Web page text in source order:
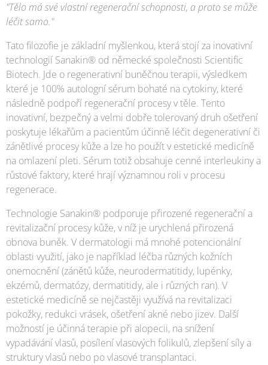
"Tělo má své vlastní regenerační schopnosti, a proto se může
léčit samo."
Tato filozofie je základní myšlenkou, která stojí za inovativní
technologií Sanakin® od německé společnosti Scientific
Biotech. Jde o regenerativní buněčnou terapii, výsledkem
které je 100% autologní sérum bohaté na cytokiny, které
následně podpoří regenerační procesy v těle. Tento
inovativní, bezpečný a velmi dobře tolerovaný druh ošetření
poskytuje lékařům a pacientům účinně léčit degenerativní či
zánětlivé procesy kůže a lze ho použít v estetické medicíně
na omlazení pleti. Sérum totiž obsahuje cenné interleukiny a
růstové faktory, které hrají významnou roli v procesu
regenerace.
Technologie Sanakin® podporuje přirozené regenerační a
revitalizační procesy kůže, v níž je urychlená přirozená
obnova buněk. V dermatologii má mnohé potencionální
oblasti využití, jako je například léčba různých kožních
onemocnění (zánětů kůže, neurodermatitidy, lupénky,
ekzémů, dermatózy, dermatitidy, ale i různých ran). V
estetické medicíně se nejčastěji využívá na revitalizaci
pokožky, redukci vrásek, ošetření akné nebo jizev. Další
možností je účinná terapie při alopecii, na snížení
vypadávání vlasů, posílení vlasových folikulů, zlepšení síly a
struktury vlasů nebo po vlasové transplantaci.